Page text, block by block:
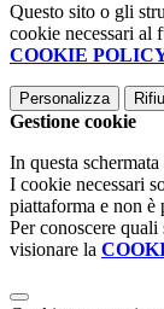
Questo sito o gli
cookie necessari al
COOKIE
Personalizza
Gestione cookie
In questa
I cookie necessari
piattaforma e non è
Per conoscere
visionare la